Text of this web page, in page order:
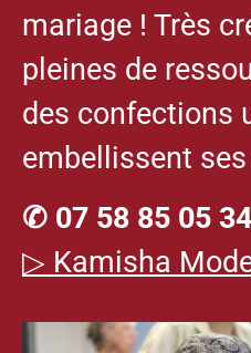
mariage ! Très
pleines de
des confections
embellissent
✆ 07 58 85 05 34
▷ Kamisha